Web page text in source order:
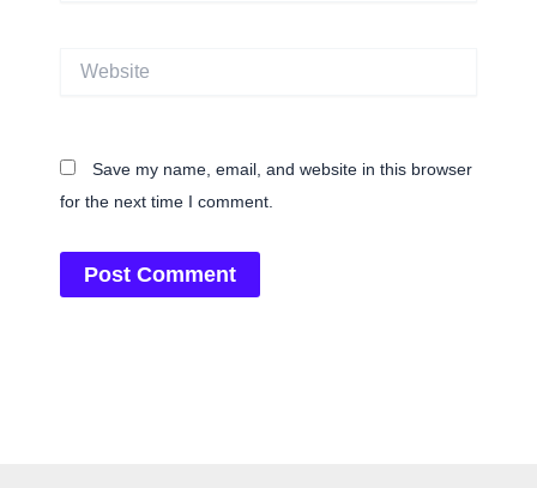
Website
Save my name, email, and website in this browser
for the next time I comment.